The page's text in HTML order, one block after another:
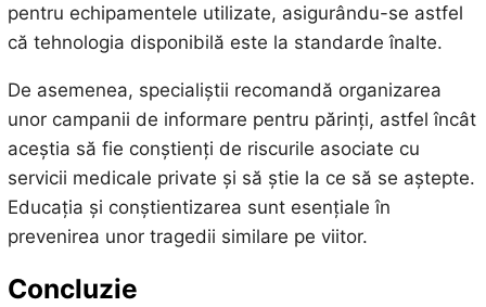
pentru echipamentele utilizate, asigurându-se astfel
că tehnologia disponibilă este la standarde înalte.
De asemenea, specialiștii recomandă organizarea
unor campanii de informare pentru părinți, astfel încât
aceștia să fie conștienți de riscurile asociate cu
servicii medicale private și să știe la ce să se aștepte.
Educația și conștientizarea sunt esențiale în
prevenirea unor tragedii similare pe viitor.
Concluzie